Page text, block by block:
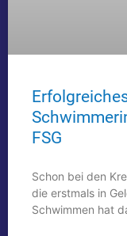
FSG
Schon bei den
die erstmals in
Schwimmen hat